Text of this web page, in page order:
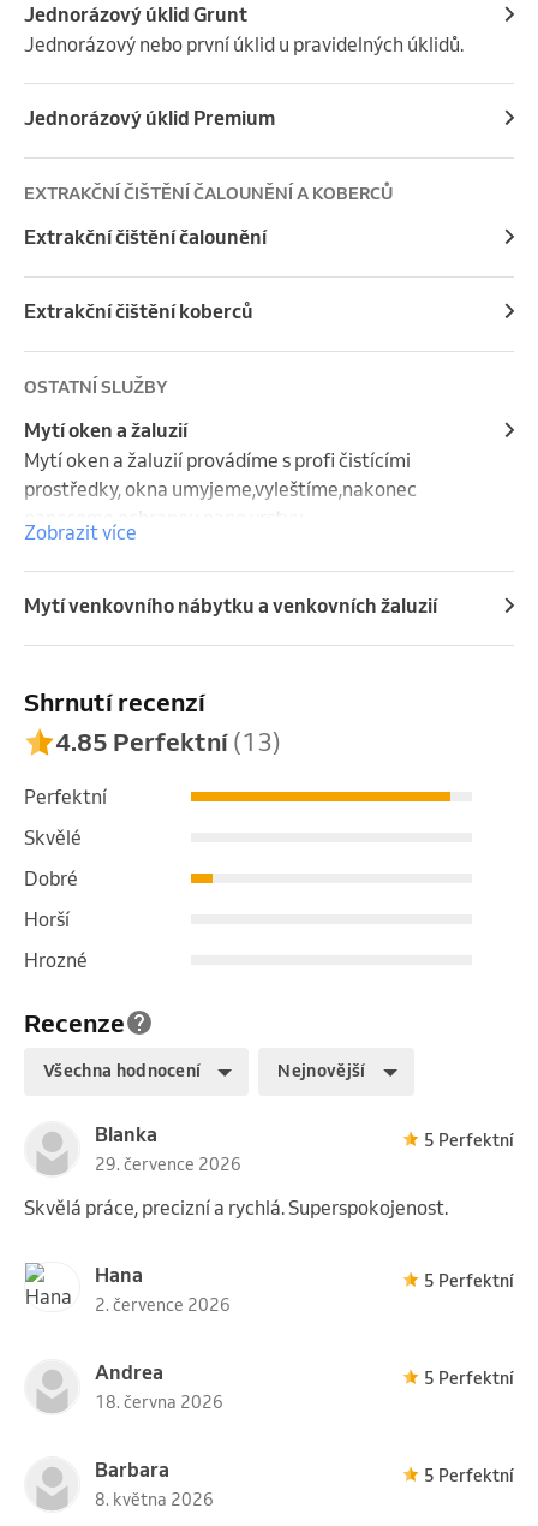
Jednorázový úklid Grunt
Jednorázový nebo první úklid u pravidelných úklidů.
Jednorázový úklid Premium
EXTRAKČNÍ ČIŠTĚNÍ ČALOUNĚNÍ A KOBERCŮ
Extrakční čištění čalounění
Extrakční čištění koberců
OSTATNÍ SLUŽBY
Mytí oken a žaluzií
Mytí oken a žaluzií provádíme s profi čistícími
prostředky, okna umyjeme,vyleštíme,nakonec
naneseme ochranou nano vrstvu .
Zobrazit více
Mytí venkovního nábytku a venkovních žaluzií
Recenze
Všechna hodnocení Nejnovější
Blanka
29. července 2026
5 Perfektní
Skvělá práce, precizní a rychlá. Superspokojenost.
Hana
2. července 2026
5 Perfektní
Andrea
18. června 2026
5 Perfektní
Barbara
8. května 2026
5 Perfektní
Shrnutí recenzí
4.85 Perfektní(13)
Perfektní
Skvělé
Dobré
Horší
Hrozné